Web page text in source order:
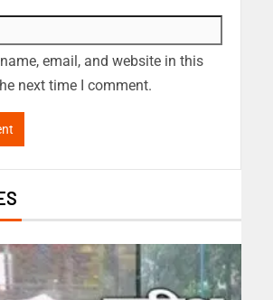
email, and website in this
next time I comment.